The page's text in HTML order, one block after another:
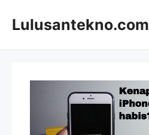
Lulusantekno.com